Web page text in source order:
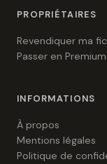
PROPRIÉTAIRES
Revendiquer ma
Passer en
INFORMATIONS
À propos
Mentions légales
Politique de